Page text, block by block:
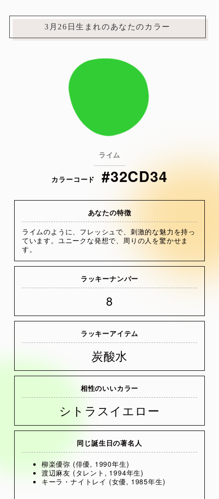
3月26日生まれのあなたのカラー
ライム
カラーコード #32CD34
あなたの特徴
ライムのように、フレッシュで、刺激的な魅力を持っ
ています。ユニークな発想で、周りの人を驚かせま
す。
ラッキーナンバー
8
ラッキーアイテム
炭酸水
相性のいいカラー
シトラスイエロー
同じ誕生日の著名人
柳楽優弥 (俳優, 1990年生)
渡辺麻友 (タレント, 1994年生)
キーラ・ナイトレイ (女優, 1985年生)